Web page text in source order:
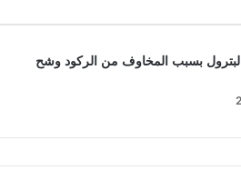
بسبب المخاوف من الركود وشح